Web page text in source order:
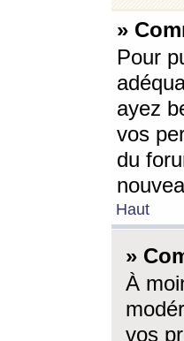
»
Pour
ayez
vos
du
Haut
»
À
vos